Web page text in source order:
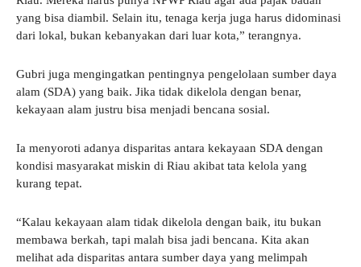
yang bisa diambil. Selain itu, tenaga kerja juga harus didominasi
dari lokal, bukan kebanyakan dari luar kota,” terangnya.
Gubri juga mengingatkan pentingnya pengelolaan sumber daya
alam (SDA) yang baik. Jika tidak dikelola dengan benar,
kekayaan alam justru bisa menjadi bencana sosial.
Ia menyoroti adanya disparitas antara kekayaan SDA dengan
kondisi masyarakat miskin di Riau akibat tata kelola yang
kurang tepat.
“Kalau kekayaan alam tidak dikelola dengan baik, itu bukan
membawa berkah, tapi malah bisa jadi bencana. Kita akan
melihat ada disparitas antara sumber daya yang melimpah